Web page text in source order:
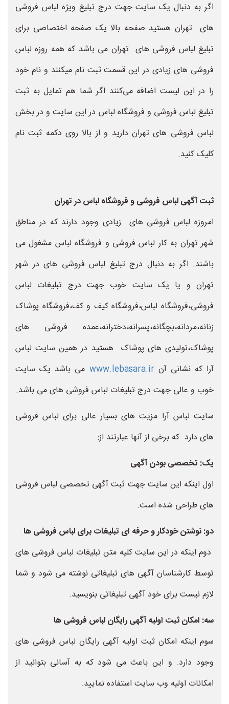
اگر به دنبال یک سایت جهت درج تبلیغ ویژه لباس فروشی
های تهران هستید صفحه بالا یک صفحه اختصاصی برای
تبلیغ لباس فروشی های تهران می باشد که همه روزه لباس
فروشی های زیادی در این قسمت ثبت نام میکنند و نام خود
را در این لیست اضافه می‌کنند اگر شما هم تمایل به ثبت
تبلیغ لباس فروشی و فروشگاه لباس در این سایت و در بخش
لباس فروشی های تهران دارید و از بالا روی دکمه ثبت نام
کلیک کنید.
ثبت آگهی لباس فروشی و فروشگاه لباس در تهران
امروزه لباس فروشی های زیادی وجود دارند که در مناطق
شهر تهران به کار لباس فروشی و فروشگاه لباس مشغول می
باشند. اگر به دنبال درج تبلیغ لباس فروشی های در شهر
تهران و یا یک سایت خوب جهت درج تبلیغات لباس
فروشی،فروشگاه لباس،فروشگاه کیف و کف،فروشگاه پوشاک
زنانه،مردانه،بچگانه،پسرانه،دخترانه،عمده فروشی های
پوشاک،تولیدی های پوشاک هستید در همین سایت لباس
آرا که نشانی آنwww.lebasara.ir می باشد یک سایت
خوب و عالی جهت درج تبلیغات لباس فروشی های می باشد.
سایت لباس آرا مزیت های بسیار عالی برای لباس فروشی
های دارد که برخی از آنها عبارتند از:
یک: تخصصی بودن آگهی
اول اینکه این سایت جهت ثبت آگهی تخصصی لباس فروشی
های طراحی شده است.
دو: نوشتن خودکار و حرفه ای تبلیغات برای لباس فروشی ها
دوم اینکه در این سایت کلیه متن تبلیغات لباس فروشی های
توسط کارشناسان آگهی های تبلیغاتی نوشته می شود و شما
لازم نیست برای خود آگهی تبلیغاتی بنویسید.
سه: امکان ثبت اولیه آگهی رایگان لباس فروشی ها
سوم اینکه امکان ثبت اولیه آگهی رایگان لباس فروشی های
وجود دارد. و این باعث می شود که به آسانی بتوانید از
امکانات اولیه وب سایت استفاده نمایید.